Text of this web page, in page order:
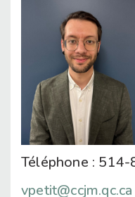
Téléphone :
vpetit@ccjm.qc.ca